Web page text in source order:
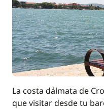
La costa dálmata de
que visitar desde tu